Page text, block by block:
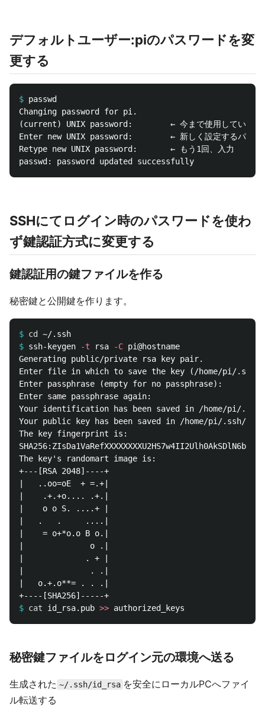
デフォルトユーザー:piのパスワードを変
更する
$
Changing password for pi.
(current) UNIX password:        ← 今まで使用していたパ
Enter new UNIX password:        ← 新しく設定するパスワ
Retype new UNIX password:       ← もう1回、入力
SSHにてログイン時のパスワードを使わ
ず鍵認証方式に変更する
鍵認証用の鍵ファイルを作る
秘密鍵と公開鍵を作ります。
$ cd
$ ssh-keygen -t rsa -C
Generating public/private rsa key pair.
Enter file in which to save the key (/home/pi/.ssh/
Enter passphrase (empty for no passphrase):
Enter same passphrase again:
Your identification has been saved in /home/pi/
Your public key has been saved in /home/pi/.ssh/
The key fingerprint is:
SHA256:ZIsDa1VaRefXXXXXXXXU2HS7w4II2Ulh0AkSDlN6bcc
The key's randomart image is:
+---[RSA 2048]----+
|   ..oo=oE  + =.+|
|    .+.+o.... .+.|
|    o o S. ....+ |
|   .   .     ....|
|    = o+*o.o B o.|
|              o .|
|             . + |
|              . .|
|   o.+.o**= . . .|
$ cat id_rsa.pub >>
秘密鍵ファイルをログイン元の環境へ送る
生成された ~/.ssh/id_rsa を安全にローカルPCへファイ
ル転送する